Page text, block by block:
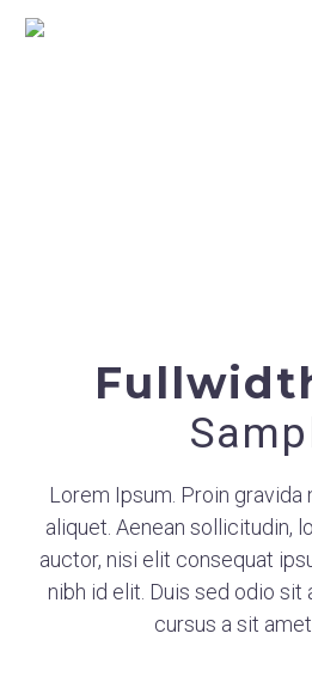
Lorem Ipsum. Proin
aliquet. Aenean sollicitudin,
auctor, nisi elit consequat
nibh id elit. Duis sed odio sit
cursus a sit